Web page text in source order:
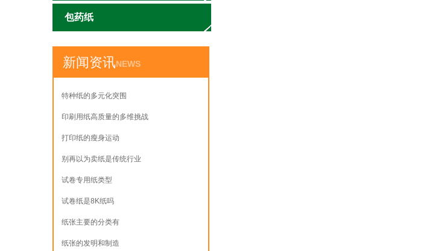
包药纸
新闻资讯NEWS
特种纸的多元化突围
印刷用纸高质量的多维挑战
打印纸的瘦身运动
别再以为卖纸是传统行业
试卷专用纸类型
试卷纸是8K纸吗
纸张主要的分类有
纸张的发明和制造